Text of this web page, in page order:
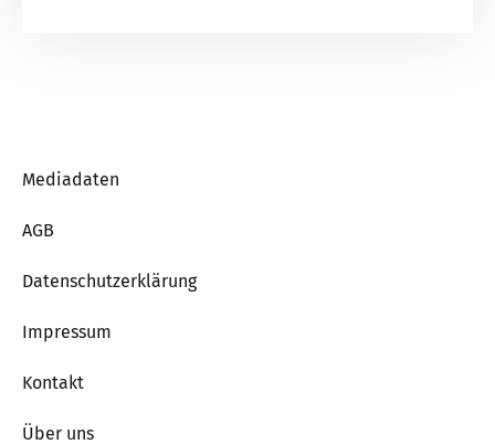
Mediadaten
AGB
Datenschutzerklärung
Impressum
Kontakt
Über uns